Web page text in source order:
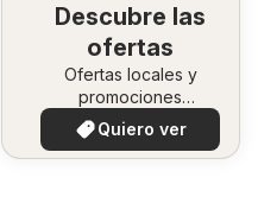
Descubre las
ofertas
Ofertas locales y
promociones
especiales.
Quiero ver